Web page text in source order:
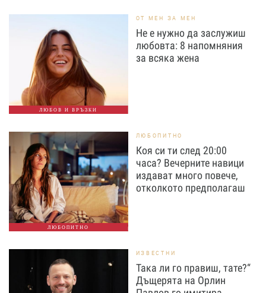
ЛЮБОВ И ВРЪЗКИ
ОТ МЕН ЗА МЕН
Не е нужно да заслужиш
любовта: 8 напомняния
за всяка жена
ЛЮБОПИТНО
ЛЮБОПИТНО
Коя си ти след 20:00
часа? Вечерните навици
издават много повече,
отколкото предполагаш
ИЗВЕСТНИ
Така ли го правиш, тате?“
Дъщерята на Орлин